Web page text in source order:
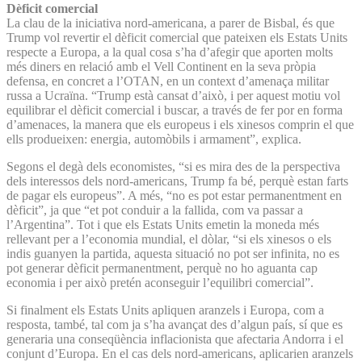
Dèficit comercial
La clau de la iniciativa nord-americana, a parer de Bisbal, és que
Trump vol revertir el dèficit comercial que pateixen els Estats Units
respecte a Europa, a la qual cosa s’ha d’afegir que aporten molts
més diners en relació amb el Vell Continent en la seva pròpia
defensa, en concret a l’OTAN, en un context d’amenaça militar
russa a Ucraïna. “Trump està cansat d’això, i per aquest motiu vol
equilibrar el dèficit comercial i buscar, a través de fer por en forma
d’amenaces, la manera que els europeus i els xinesos comprin el que
ells produeixen: energia, automòbils i armament”, explica.
Segons el degà dels economistes, “si es mira des de la perspectiva
dels interessos dels nord-americans, Trump fa bé, perquè estan farts
de pagar els europeus”. A més, “no es pot estar permanentment en
dèficit”, ja que “et pot conduir a la fallida, com va passar a
l’Argentina”. Tot i que els Estats Units emetin la moneda més
rellevant per a l’economia mundial, el dòlar, “si els xinesos o els
indis guanyen la partida, aquesta situació no pot ser infinita, no es
pot generar dèficit permanentment, perquè no ho aguanta cap
economia i per això pretén aconseguir l’equilibri comercial”.
Si finalment els Estats Units apliquen aranzels i Europa, com a
resposta, també, tal com ja s’ha avançat des d’algun país, sí que es
generaria una conseqüència inflacionista que afectaria Andorra i el
conjunt d’Europa. En el cas dels nord-americans, aplicarien aranzels